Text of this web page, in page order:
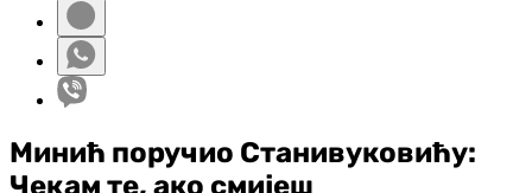
Минић поручио Станивуковићу:
Чекам те, ако смијеш